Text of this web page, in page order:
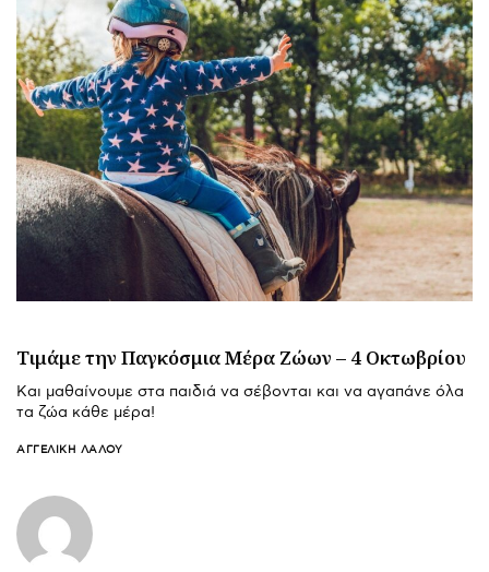
Τιμάμε την Παγκόσμια Μέρα Ζώων – 4 Οκτωβρίου
Και μαθαίνουμε στα παιδιά να σέβονται και να αγαπάνε όλα
τα ζώα κάθε μέρα!
ΑΓΓΕΛΙΚΉ ΛΆΛΟΥ